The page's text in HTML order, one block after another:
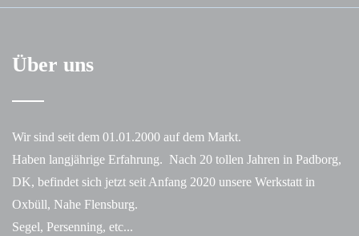
Über uns
Wir sind seit dem 01.01.2000 auf dem Markt.
Haben langjährige Erfahrung. Nach 20 tollen Jahren in Padborg,
DK, befindet sich jetzt seit Anfang 2020 unsere Werkstatt in
Oxbüll, Nahe Flensburg.
Segel, Persenning, etc...